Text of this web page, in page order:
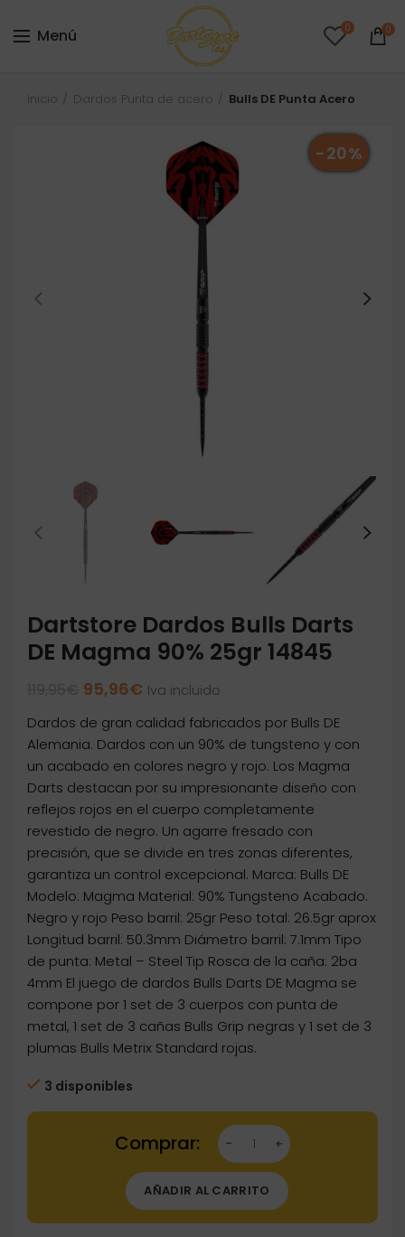
Menú 0 0
Inicio Dardos Punta de acero Bulls DE Punta Acero
-20%
Dartstore Dardos Bulls Darts
DE Magma 90% 25gr 14845
El
original
era:
119,95€.
95,96€ El
actual
es:
95,96€.
Iva incluido
Dardos de gran calidad fabricados por Bulls DE
Alemania. Dardos con un 90% de tungsteno y con
un acabado en colores negro y rojo. Los Magma
Darts destacan por su impresionante diseño con
reflejos rojos en el cuerpo completamente
revestido de negro. Un agarre fresado con
precisión, que se divide en tres zonas diferentes,
garantiza un control excepcional. Marca: Bulls DE
Modelo: Magma Material: 90% Tungsteno Acabado:
Negro y rojo Peso barril: 25gr Peso total: 26.5gr aprox
Longitud barril: 50.3mm Diámetro barril: 7.1mm Tipo
de punta: Metal – Steel Tip Rosca de la caña: 2ba
4mm El juego de dardos Bulls Darts DE Magma se
compone por 1 set de 3 cuerpos con punta de
metal, 1 set de 3 cañas Bulls Grip negras y 1 set de 3
plumas Bulls Metrix Standard rojas.
3 disponibles
Dartstore Dardos Bulls Darts DE Magma 90%
AÑADIR AL CARRITO